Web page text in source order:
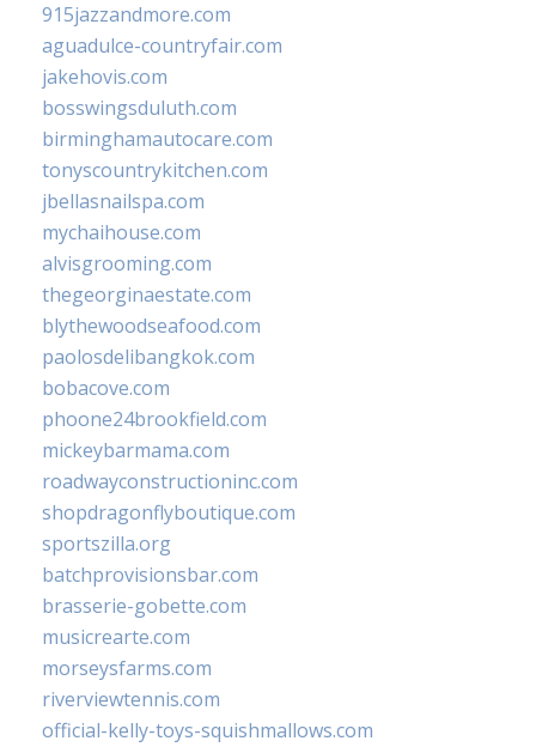
915jazzandmore.com
aguadulce-countryfair.com
jakehovis.com
bosswingsduluth.com
birminghamautocare.com
tonyscountrykitchen.com
jbellasnailspa.com
mychaihouse.com
alvisgrooming.com
thegeorginaestate.com
blythewoodseafood.com
paolosdelibangkok.com
bobacove.com
phoone24brookfield.com
mickeybarmama.com
roadwayconstructioninc.com
shopdragonflyboutique.com
sportszilla.org
batchprovisionsbar.com
brasserie-gobette.com
musicrearte.com
morseysfarms.com
riverviewtennis.com
official-kelly-toys-squishmallows.com